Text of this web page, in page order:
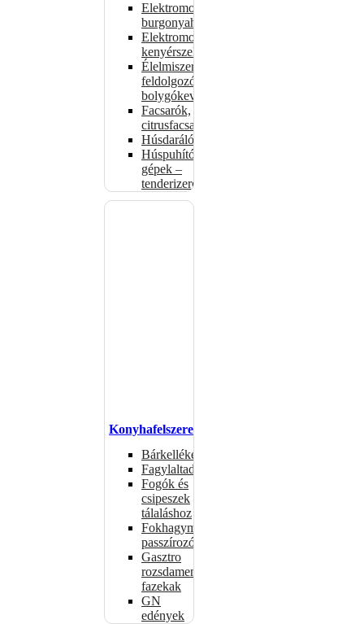
Elektromos
burgonyahámozók
Elektromos
kenyérszeletelők
Élelmiszer-
feldolgozók –
bolygókeverők
Facsarók,
citrusfacsarók
Húsdarálók
Húspuhító
gépek –
tenderizerek
Konyhafelszerelés
Bárkellékek
Fagylaltadagolók
Fogók és
csipeszek
tálaláshoz
Fokhagymaprések,
passzírozók
Gasztro
rozsdamentes
fazekak
GN
edények